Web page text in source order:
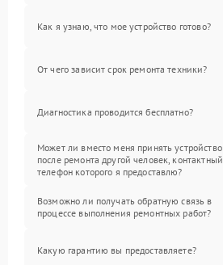
Как я узнаю, что мое устройство готово?
От чего зависит срок ремонта техники?
Диагностика проводится бесплатно?
Может ли вместо меня принять устройство
после ремонта другой человек, контактный
телефон которого я предоставлю?
Возможно ли получать обратную связь в
процессе выполнения ремонтных работ?
Какую гарантию вы предоставляете?